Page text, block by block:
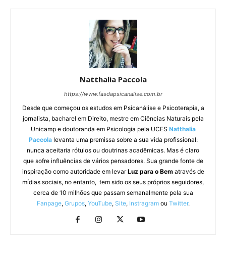
Natthalia Paccola
https://www.fasdapsicanalise.com.br
Desde que começou os estudos em Psicanálise e Psicoterapia, a
jornalista, bacharel em Direito, mestre em Ciências Naturais pela
Unicamp e doutoranda em Psicologia pela UCES Natthalia
Paccolalevanta uma premissa sobre a sua vida profissional:
nunca aceitaria rótulos ou doutrinas acadêmicas. Mas é claro
que sofre influências de vários pensadores. Sua grande fonte de
inspiração como autoridade em levarLuz para o Bematravés de
mídias sociais, no entanto, tem sido os seus próprios seguidores,
cerca de 10 milhões que passam semanalmente pela sua
Fanpage, Grupos, YouTube, Site, Instragramou Twitter.